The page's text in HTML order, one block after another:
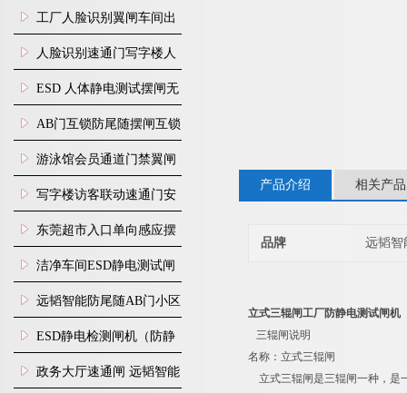
工厂人脸识别翼闸车间出
入口人行通道门禁
人脸识别速通门写字楼人
行通道闸门禁设备
ESD 人体静电测试摆闸无
尘车间防静电闸机
AB门互锁防尾随摆闸互锁
闸机
游泳馆会员通道门禁翼闸
写字楼访客联动速通门安
装
东莞超市入口单向感应摆
闸安装
洁净车间ESD静电测试闸
机
远韬智能防尾随AB门小区
门禁闸机安装
​ESD静电检测闸机（防静
电门禁通道系统）
政务大厅速通闸 远韬智能
产品介绍 相关产品
品牌 远韬智
立式三辊闸工厂防静电测试闸机
三辊闸说明
名称：立式三辊闸
立式三辊闸是三辊闸一种，是